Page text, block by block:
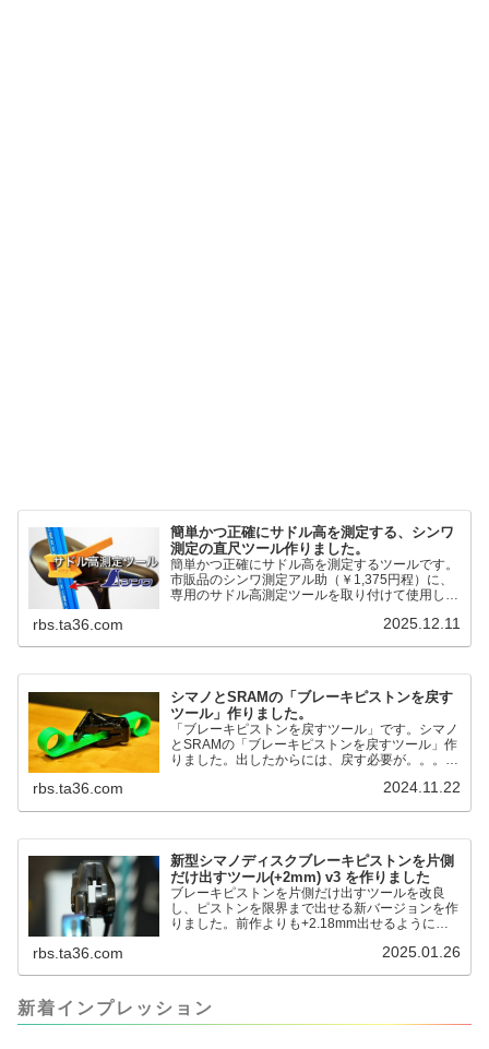
簡単かつ正確にサドル高を測定する、シンワ
測定の直尺ツール作りました。
簡単かつ正確にサドル高を測定するツールです。
市販品のシンワ測定アル助（￥1,375円程）に、
専用のサドル高測定ツールを取り付けて使用しま
るようになりました。シンワ測定(Shinwa
Sokutei)￥1,375Amazon.c...
rbs.ta36.com 2025.12.11
シマノとSRAMの「ブレーキピストンを戻す
ツール」作りました。
「ブレーキピストンを戻すツール」です。シマノ
とSRAMの「ブレーキピストンを戻すツール」作
りました。出したからには、戻す必要が。。。で
だと。。。▶「ブレーキピストンを戻すツール」
るのかというと、出ているピス...
rbs.ta36.com 2024.11.22
新型シマノディスクブレーキピストンを片側
だけ出すツール(+2mm) v3 を作りました
ブレーキピストンを片側だけ出すツールを改良
し、ピストンを限界まで出せる新バージョンを作
りました。前作よりも+2.18mm出せるようにな
って、オイル漏れするまで試しました。最も安全
ましたが、ギリギリまで攻めてますのでピストン
内部の汚れをさらに掃除できると思います。前作
rbs.ta36.com 2025.01.26
新着インプレッション